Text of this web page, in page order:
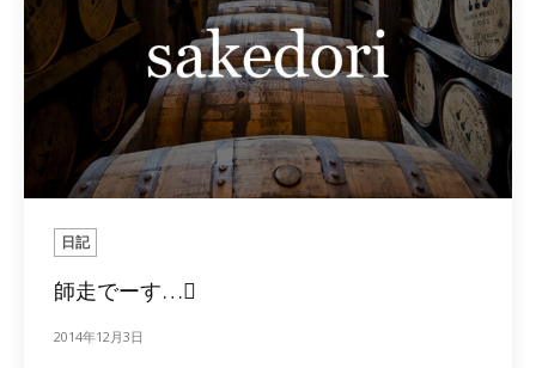
日記
師走でーす…
2014年12月3日